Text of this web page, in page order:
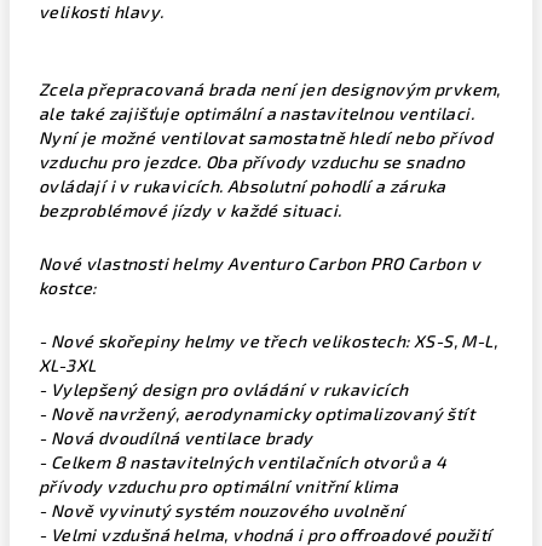
velikosti hlavy.
Zcela přepracovaná brada není jen designovým prvkem,
ale také zajišťuje optimální a nastavitelnou ventilaci.
Nyní je možné ventilovat samostatně hledí nebo přívod
vzduchu pro jezdce. Oba přívody vzduchu se snadno
ovládají i v rukavicích. Absolutní pohodlí a záruka
bezproblémové jízdy v každé situaci.
Nové vlastnosti helmy Aventuro Carbon PRO Carbon v
kostce:
- Nové skořepiny helmy ve třech velikostech: XS-S, M-L,
XL-3XL
- Vylepšený design pro ovládání v rukavicích
- Nově navržený, aerodynamicky optimalizovaný štít
- Nová dvoudílná ventilace brady
- Celkem 8 nastavitelných ventilačních otvorů a 4
přívody vzduchu pro optimální vnitřní klima
- Nově vyvinutý systém nouzového uvolnění
- Velmi vzdušná helma, vhodná i pro offroadové použití